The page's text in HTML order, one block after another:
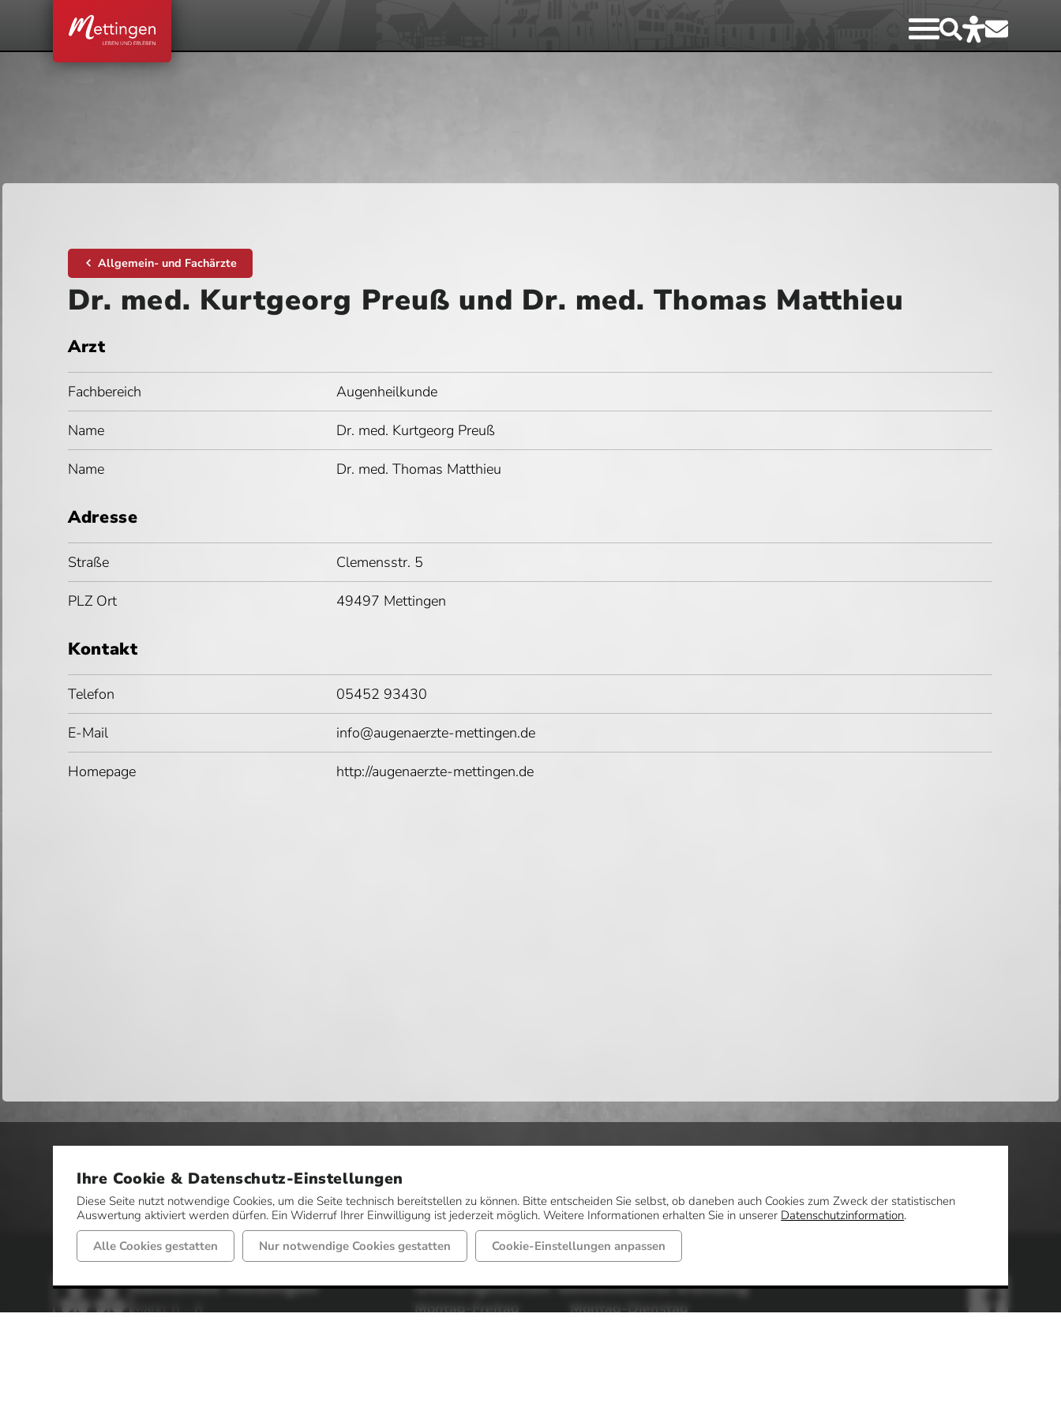
Allgemein- und Fachärzte
Dr. med. Kurtgeorg Preuß und Dr. med. Thomas Matthieu
Arzt
Fachbereich Augenheilkunde
Name Dr. med. Kurtgeorg Preuß
Name Dr. med. Thomas Matthieu
Adresse
Straße Clemensstr. 5
PLZ Ort 49497 Mettingen
Kontakt
Telefon 05452 93430
E-Mail info@augenaerzte-mettingen.de
Homepage http://augenaerzte-mettingen.de
Gemeinde Mettingen
Markt 6 - 8
Öffnungszeiten Gemeindeverwaltung
Montag-Freitag
Montag-Dienstag
Ihre Cookie & Datenschutz-Einstellungen
Diese Seite nutzt notwendige Cookies, um die Seite technisch bereitstellen zu können. Bitte entscheiden Sie selbst, ob daneben auch Cookies zum Zweck der statistischen
Auswertung aktiviert werden dürfen. Ein Widerruf Ihrer Einwilligung ist jederzeit möglich. Weitere Informationen erhalten Sie in unserer Datenschutzinformation.
Alle Cookies gestatten
Nur notwendige Cookies gestatten Cookie-Einstellungen anpassen